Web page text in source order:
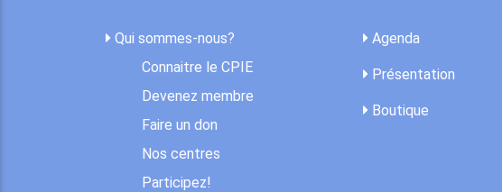
Qui sommes-nous?
Connaitre le CPIE
Devenez membre
Faire un don
Nos centres
Participez!
Agenda
Présentation
Boutique